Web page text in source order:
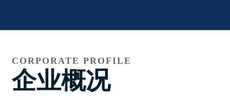
企业概况
CORPORATE PROFILE